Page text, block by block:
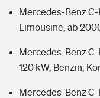
Mercedes-Benz C-
Limousine, ab
Mercedes-Benz C-
120 kW, Benzin,
Mercedes-Benz C-